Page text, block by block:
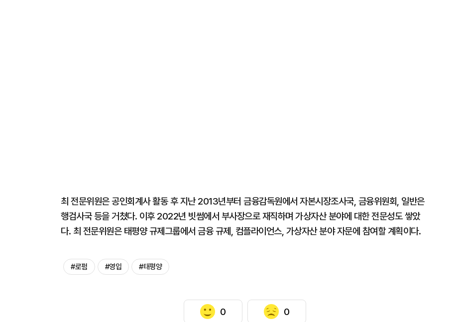
최 전문위원은 공인회계사 활동 후 지난 2013년부터 금융감독원에서 자본시장조사국, 금융위원회, 일반은
행검사국 등을 거쳤다. 이후 2022년 빗썸에서 부사장으로 재직하며 가상자산 분야에 대한 전문성도 쌓았
다. 최 전문위원은 태평양 규제그룹에서 금융 규제, 컴플라이언스, 가상자산 분야 자문에 참여할 계획이다.
#로펌 #영입 #태평양
0 0